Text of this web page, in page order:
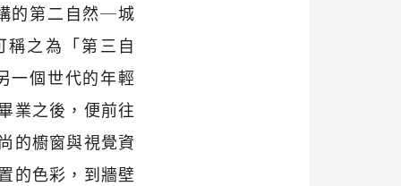
的第二自然─城
之為「第三自
一個世代的年輕
業之後，便前往
的櫥窗與視覺資
的色彩，到牆壁